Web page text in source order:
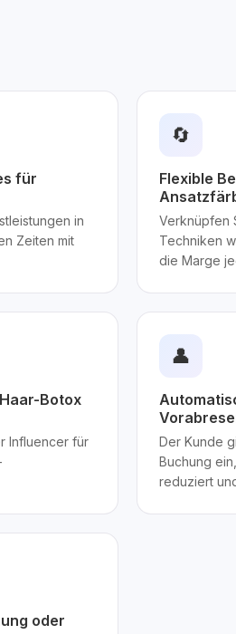
für
in
Zeiten mit
🔄
Flexible
Verknüpfen
Techniken
die Marge
Botox
Influencer für
👤
Der Kunde
Buchung
reduziert
oder